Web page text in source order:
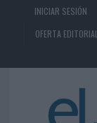
INICIAR SESIÓN
OFERTA EDITORIAL